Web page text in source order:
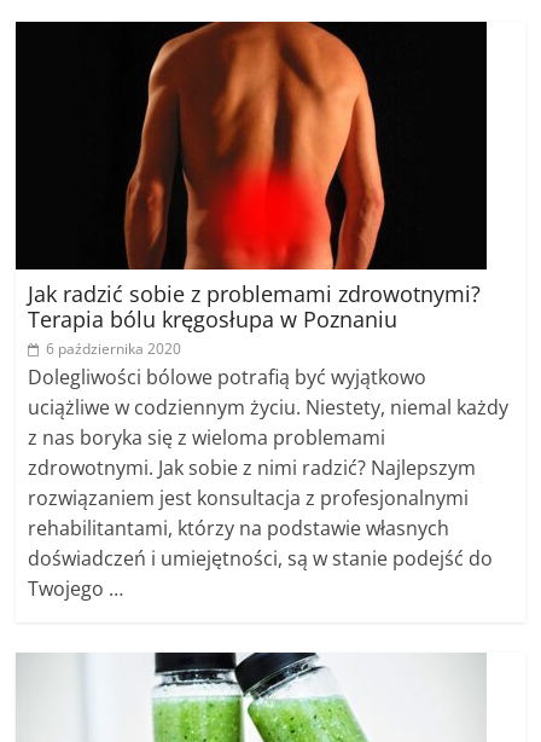
Jak radzić sobie z problemami zdrowotnymi?
Terapia bólu kręgosłupa w Poznaniu
6 października 2020
Dolegliwości bólowe potrafią być wyjątkowo
uciążliwe w codziennym życiu. Niestety, niemal każdy
z nas boryka się z wieloma problemami
zdrowotnymi. Jak sobie z nimi radzić? Najlepszym
rozwiązaniem jest konsultacja z profesjonalnymi
rehabilitantami, którzy na podstawie własnych
doświadczeń i umiejętności, są w stanie podejść do
Twojego …